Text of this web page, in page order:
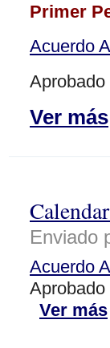
Primer
Acuerdo
Ver más
Enviado
Acuerdo
Ver más